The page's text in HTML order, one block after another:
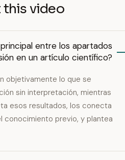
video
entre los apartados
en un artículo científico?
objetivamente lo que se
sin interpretación, mientras
esos resultados, los conecta
conocimiento previo, y plantea